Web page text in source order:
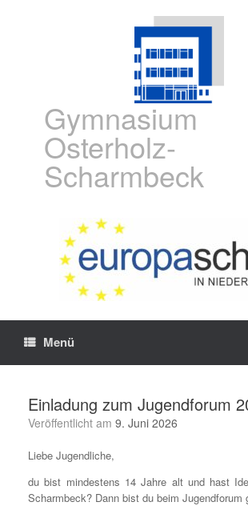
Gymnasium
Osterholz-
Scharmbeck
Menü
Einladung zum Jugendforum
Veröffentlicht am 9. Juni 2026
Liebe Jugendliche,
du bist mindestens 14 Jahre alt und hast
Scharmbeck? Dann bist du beim Jugendforum